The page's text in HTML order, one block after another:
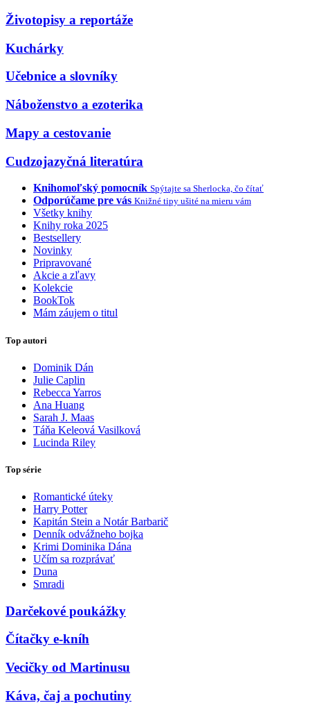
Životopisy a reportáže
Kuchárky
Učebnice a slovníky
Náboženstvo a ezoterika
Mapy a cestovanie
Cudzojazyčná literatúra
Knihomoľský pomocník Spýtajte sa Sherlocka, čo čítať
Odporúčame pre vás Knižné tipy ušité na mieru vám
Všetky knihy
Knihy roka 2025
Bestsellery
Novinky
Pripravované
Akcie a zľavy
Kolekcie
BookTok
Mám záujem o titul
Top autori
Dominik Dán
Julie Caplin
Rebecca Yarros
Ana Huang
Sarah J. Maas
Táňa Keleová Vasilková
Lucinda Riley
Top série
Romantické úteky
Harry Potter
Kapitán Stein a Notár Barbarič
Denník odvážneho bojka
Krimi Dominika Dána
Učím sa rozprávať
Duna
Smradi
Darčekové poukážky
Čítačky e-kníh
Vecičky od Martinusu
Káva, čaj a pochutiny